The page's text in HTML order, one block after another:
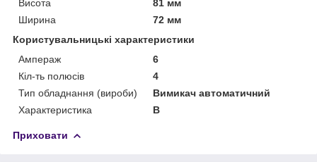
Висота
81 мм
Ширина
72 мм
Користувальницькі характеристики
Ампераж
6
Кіл-ть полюсів
4
Тип обладнання (вироби)
Вимикач автоматичний
Характеристика
B
Приховати